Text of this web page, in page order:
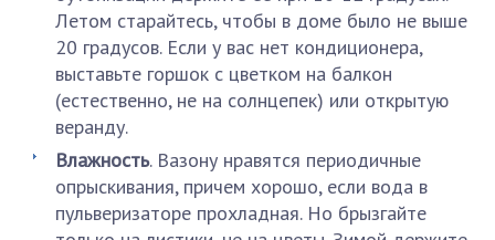
Летом старайтесь, чтобы в доме было не выше
20 градусов. Если у вас нет кондиционера,
выставьте горшок с цветком на балкон
(естественно, не на солнцепек) или открытую
веранду.
Влажность. Вазону нравятся периодичные
опрыскивания, причем хорошо, если вода в
пульверизаторе прохладная. Но брызгайте